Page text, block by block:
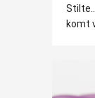
komt